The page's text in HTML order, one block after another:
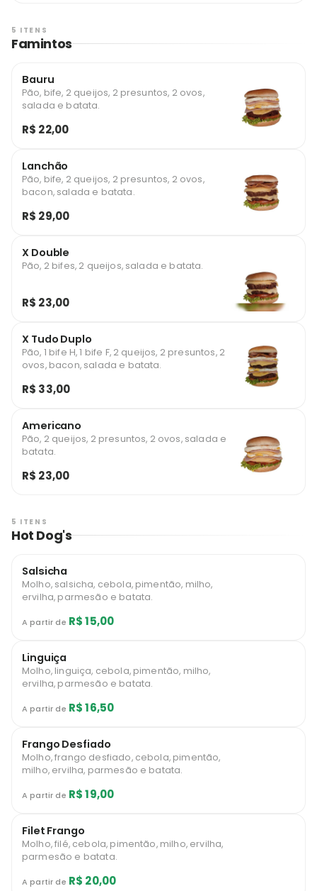
5 ITENS
Famintos
Bauru
Pão, bife, 2 queijos, 2 presuntos, 2 ovos,
salada e batata.
R$ 22,00
Lanchão
Pão, bife, 2 queijos, 2 presuntos, 2 ovos,
bacon, salada e batata.
R$ 29,00
X Double
Pão, 2 bifes, 2 queijos, salada e batata.
R$ 23,00
X Tudo Duplo
Pão, 1 bife H, 1 bife F, 2 queijos, 2 presuntos, 2
ovos, bacon, salada e batata.
R$ 33,00
Americano
Pão, 2 queijos, 2 presuntos, 2 ovos, salada e
batata.
R$ 23,00
5 ITENS
Hot Dog's
Salsicha
Molho, salsicha, cebola, pimentão, milho,
ervilha, parmesão e batata.
A partir de R$ 15,00
Linguiça
Molho, linguiça, cebola, pimentão, milho,
ervilha, parmesão e batata.
A partir de R$ 16,50
Frango Desfiado
Molho, frango desfiado, cebola, pimentão,
milho, ervilha, parmesão e batata.
A partir de R$ 19,00
Filet Frango
Molho, filé, cebola, pimentão, milho, ervilha,
parmesão e batata.
A partir de R$ 20,00